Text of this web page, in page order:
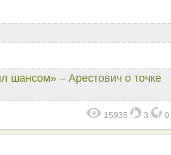
шансом» – Арестович о точке
15935 3 0